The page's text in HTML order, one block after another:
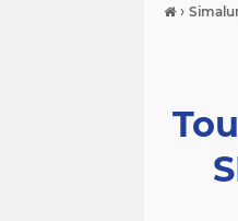
›